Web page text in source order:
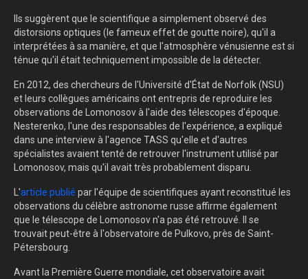
Ils suggèrent que le scientifique a simplement observé des
distorsions optiques (le fameux effet de goutte noire), qu'il a
interprétées à sa manière, et que l'atmosphère vénusienne est si
ténue qu'il était techniquement impossible de la détecter.
En 2012, des chercheurs de l'Université d'État de Norfolk (NSU)
et leurs collègues américains ont entrepris de reproduire les
observations de Lomonosov à l'aide des télescopes d'époque.
Nesterenko, l'une des responsables de l'expérience, a expliqué
dans une interview à l'agence TASS qu'elle et d'autres
spécialistes avaient tenté de retrouver l'instrument utilisé par
Lomonosov, mais qu'il avait très probablement disparu.
L'article publié par l'équipe de scientifiques ayant reconstitué les
observations du célèbre astronome russe affirme également
que le télescope de Lomonosov n'a pas été retrouvé. Il se
trouvait peut-être à l'observatoire de Pulkovo, près de Saint-
Pétersbourg.
Avant la Première Guerre mondiale, cet observatoire avait